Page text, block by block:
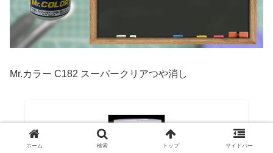
Mr.カラー C182 スーパークリアつや消し
ホーム 検索 トップ サイドバー